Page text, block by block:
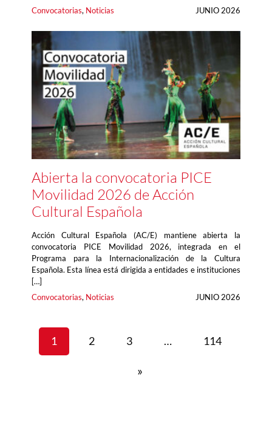
Convocatorias, Noticias JUNIO 2026
Abierta la convocatoria PICE
Movilidad 2026 de Acción
Cultural Española
Acción Cultural Española (AC/E) mantiene abierta la
convocatoria PICE Movilidad 2026, integrada en el
Programa para la Internacionalización de la Cultura
Española. Esta línea está dirigida a entidades e instituciones
[…]
Convocatorias, Noticias JUNIO 2026
1 2 3 … 114
»